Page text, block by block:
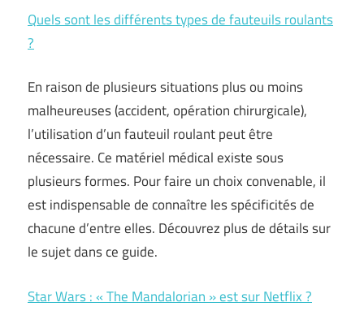
Quels sont les différents types de fauteuils roulants
?
En raison de plusieurs situations plus ou moins
malheureuses (accident, opération chirurgicale),
l’utilisation d’un fauteuil roulant peut être
nécessaire. Ce matériel médical existe sous
plusieurs formes. Pour faire un choix convenable, il
est indispensable de connaître les spécificités de
chacune d’entre elles. Découvrez plus de détails sur
le sujet dans ce guide.
Star Wars : « The Mandalorian » est sur Netflix ?